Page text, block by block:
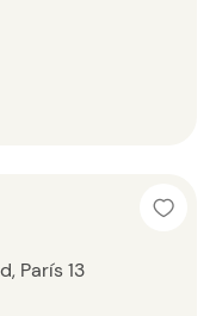
París 13